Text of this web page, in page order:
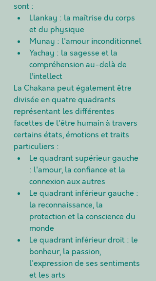
sont :
Llankay : la maîtrise du corps
et du physique
Munay : l'amour inconditionnel
Yachay : la sagesse et la
compréhension au-delà de
l’intellect
La Chakana peut également être
divisée en quatre quadrants
représentant les différentes
facettes de l'être humain à travers
certains états, émotions et traits
particuliers :
Le quadrant supérieur gauche
: l'amour, la confiance et la
connexion aux autres
Le quadrant inférieur gauche :
la reconnaissance, la
protection et la conscience du
monde
Le quadrant inférieur droit : le
bonheur, la passion,
l'expression de ses sentiments
et les arts